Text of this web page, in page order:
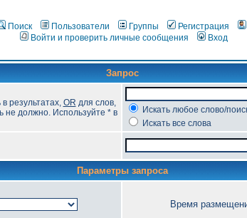
Поиск Пользователи Группы Регистрация
Войти и проверить личные сообщения
Вход
Запрос
результатах, OR для слов,
не должно. Используйте * в
Искать любое слово/
Искать все слова
Параметры запроса
Время